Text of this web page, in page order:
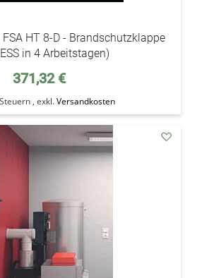
HT 8-D - Brandschutzklappe
in 4 Arbeitstagen)
371,32 €
, exkl.Versandkosten